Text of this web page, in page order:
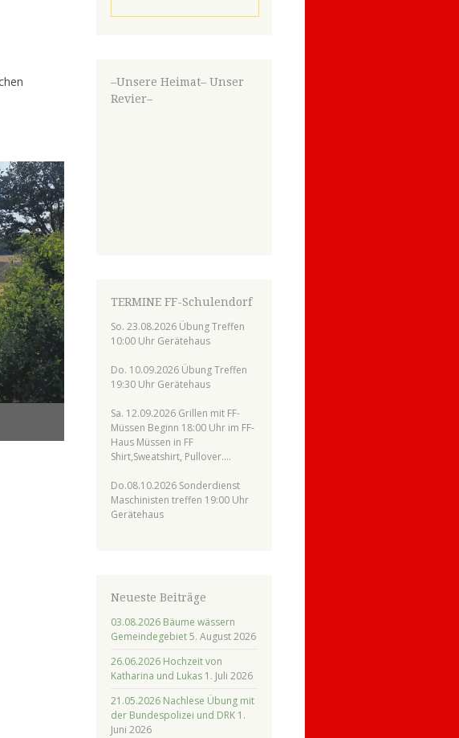
–Unsere Heimat– Unser
Revier–
TERMINE FF-Schulendorf
So. 23.08.2026 Übung Treffen
10:00 Uhr Gerätehaus
Do. 10.09.2026 Übung Treffen
19:30 Uhr Gerätehaus
Sa. 12.09.2026 Grillen mit FF-
Müssen Beginn 18:00 Uhr im FF-
Haus Müssen in FF
Shirt,Sweatshirt, Pullover….
Do.08.10.2026 Sonderdienst
Maschinisten treffen 19:00 Uhr
Gerätehaus
Neueste Beiträge
03.08.2026 Bäume wässern
Gemeindegebiet 5. August 2026
26.06.2026 Hochzeit von
Katharina und Lukas 1. Juli 2026
21.05.2026 Nachlese Übung mit
der Bundespolizei und DRK 1.
Juni 2026